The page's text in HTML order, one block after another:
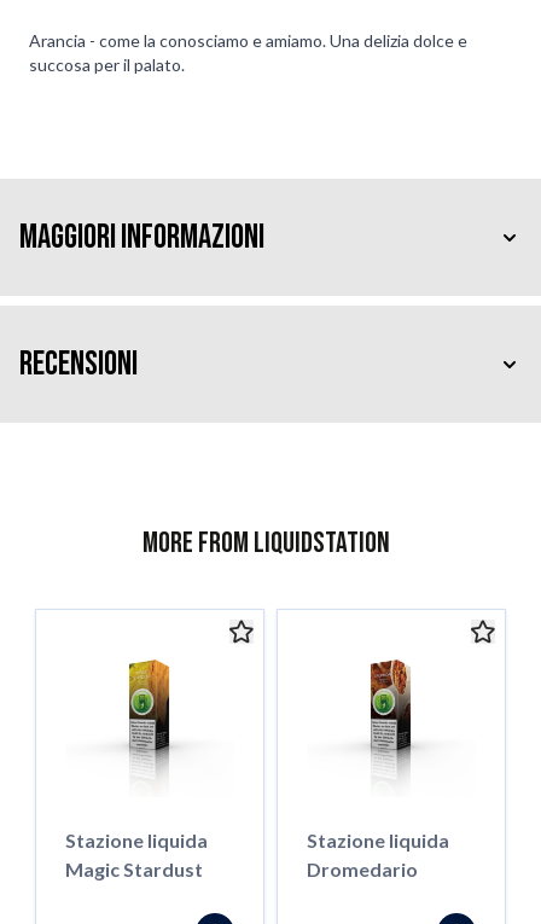
Arancia - come la conosciamo e amiamo. Una delizia dolce e
succosa per il palato.
Maggiori Informazioni
Recensioni
More from Liquidstation
Stazione liquida
Magic Stardust
Stazione liquida
Dromedario